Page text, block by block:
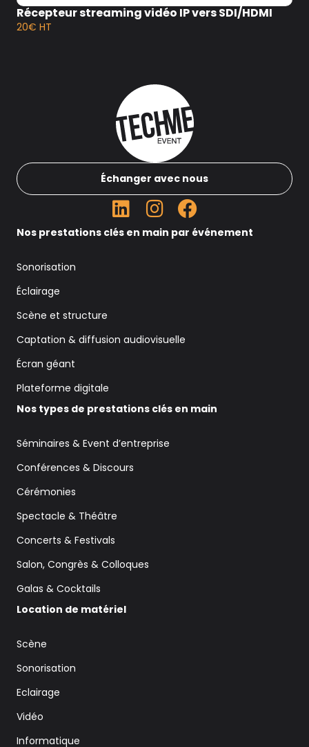
Récepteur streaming vidéo IP vers SDI/HDMI
20€ HT
Échanger avec nous
Nos prestations clés en main par événement
Sonorisation
Éclairage
Scène et structure
Captation & diffusion audiovisuelle
Écran géant
Plateforme digitale
Nos types de prestations clés en main
Séminaires & Event d’entreprise
Conférences & Discours
Cérémonies
Spectacle & Théâtre
Concerts & Festivals
Salon, Congrès & Colloques
Galas & Cocktails
Location de matériel
Scène
Sonorisation
Eclairage
Vidéo
Informatique